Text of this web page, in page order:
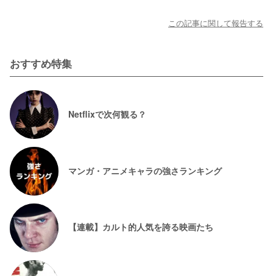
この記事に関して報告する
おすすめ特集
Netflixで次何観る？
マンガ・アニメキャラの強さランキング
【連載】カルト的人気を誇る映画たち